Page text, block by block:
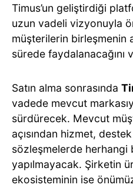
Timus’un geliştirdiği
uzun vadeli vizyonuyla
müşterilerin birleşmenin
sürede faydalanacağını
Satın alma sonrasında
vadede mevcut
sürdürecek. Mevcut
açısından hizmet,
sözleşmelerde herhangi
yapılmayacak. Şirketin
ekosisteminin ise